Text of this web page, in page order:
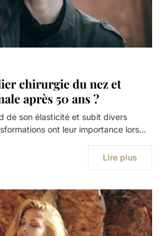
chirurgie du nez et
après 50 ans ?
de son élasticité et subit divers
ont leur importance lors…
Lire plus